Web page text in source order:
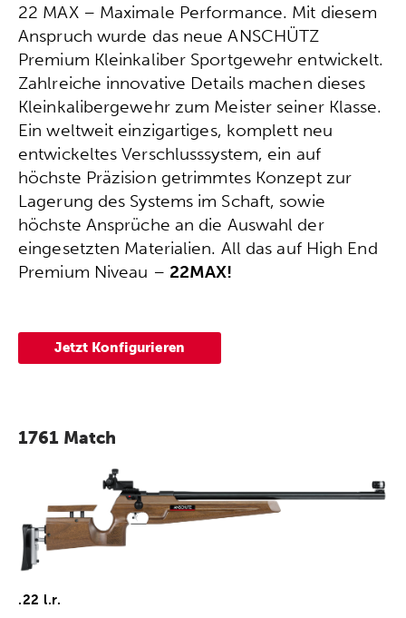
22 MAX – Maximale Performance. Mit diesem
Anspruch wurde das neue ANSCHÜTZ
Premium Kleinkaliber Sportgewehr entwickelt.
Zahlreiche innovative Details machen dieses
Kleinkalibergewehr zum Meister seiner Klasse.
Ein weltweit einzigartiges, komplett neu
entwickeltes Verschlusssystem, ein auf
höchste Präzision getrimmtes Konzept zur
Lagerung des Systems im Schaft, sowie
höchste Ansprüche an die Auswahl der
eingesetzten Materialien. All das auf High End
Premium Niveau – 22MAX!
Jetzt Konfigurieren
1761 Match
.22 l.r.